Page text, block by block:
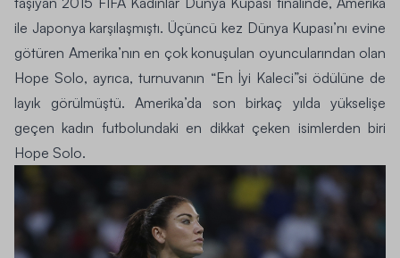
ile Japonya karşılaşmıştı. Üçüncü kez Dünya Kupası’nı evine
götüren Amerika’nın en çok konuşulan oyuncularından olan
Hope Solo, ayrıca, turnuvanın “En İyi Kaleci”si ödülüne de
layık görülmüştü. Amerika’da son birkaç yılda yükselişe
geçen kadın futbolundaki en dikkat çeken isimlerden biri
Hope Solo.